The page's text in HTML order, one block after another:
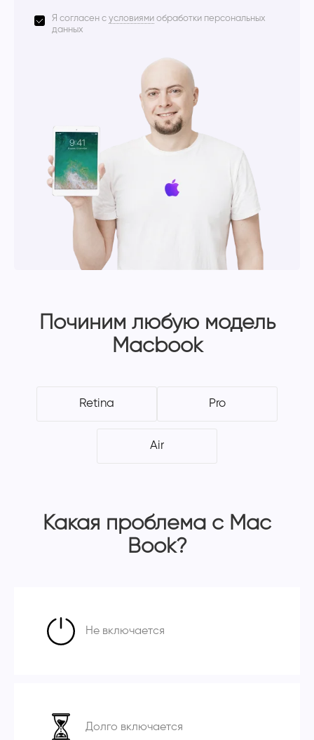
Я согласен с условиями обработки персональных
данных
Починим любую модель
Macbook
Retina Pro
Air
Какая проблема с Mac
Book?
Не включается
Долго включается